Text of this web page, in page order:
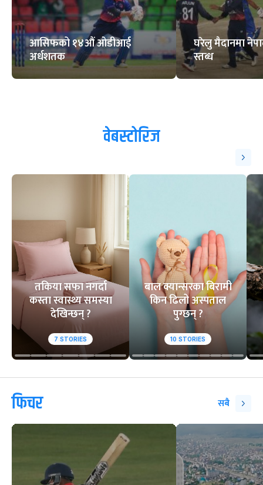
आसिफको १४औं ओडीआई
अर्धशतक
घरेलु मैदानमा
स्तब्ध
वेबस्टोरिज
तकिया सफा नगर्दा
कस्ता स्वास्थ्य समस्या
देखिन्छन् ?
7 STORIES
बाल क्यान्सरका बिरामी
किन ढिलो अस्पताल
पुग्छन् ?
10 STORIES
फिचर सबै